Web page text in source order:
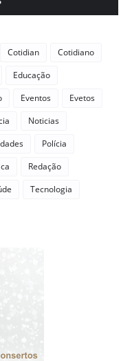
Cotidian
Cotidiano
Educação
Eventos
Evetos
Noticias
Polícia
Redação
Tecnologia